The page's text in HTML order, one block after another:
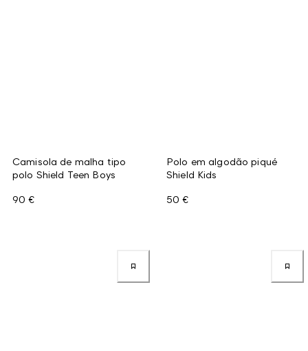
Camisola de malha tipo
polo Shield Teen Boys
90 €
Polo em algodão piqué
Shield Kids
50 €